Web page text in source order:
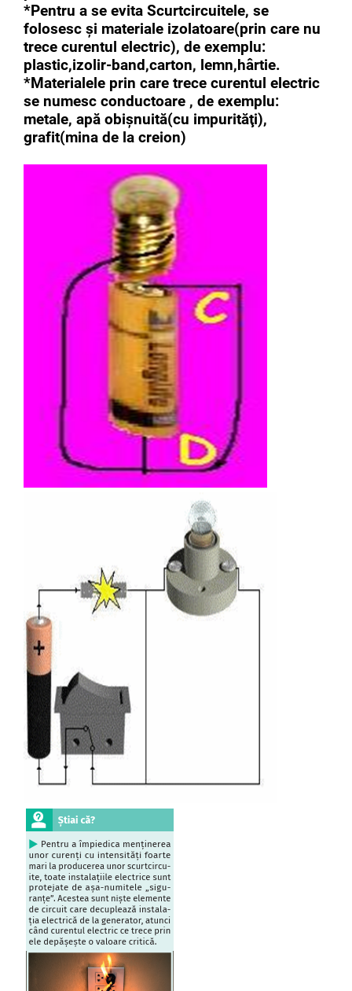
*Pentru a se evita Scurtcircuitele, se
folosesc şi materiale izolatoare(prin care nu
trece curentul electric), de exemplu:
plastic,izolir-band,carton, lemn,hârtie.
*Materialele prin care trece curentul electric
se numesc conductoare , de exemplu:
metale, apă obişnuită(cu impurităţi),
grafit(mina de la creion)